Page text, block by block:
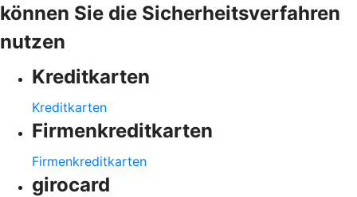
können Sie die Sicherheitsverfahren
nutzen
Kreditkarten
Kreditkarten
Firmenkreditkarten
Firmenkreditkarten
girocard